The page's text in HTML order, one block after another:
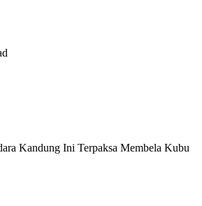
Kandung Ini Terpaksa Membela Kubu